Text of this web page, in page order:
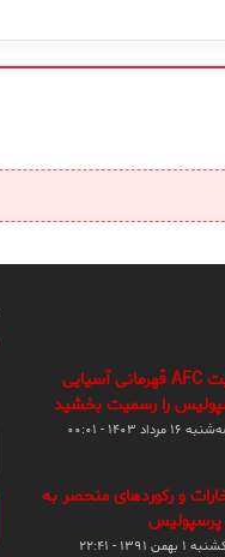
سایت AFC قهرمانی آسیایی
را رسمیت بخشید
۱۶ مرداد ۱۴۰۳ - ۰۰:۰۱
و رکوردهای منحصر به
پرسپولیس
۱ بهمن ۱۳۹۱ - ۲۲:۴۱